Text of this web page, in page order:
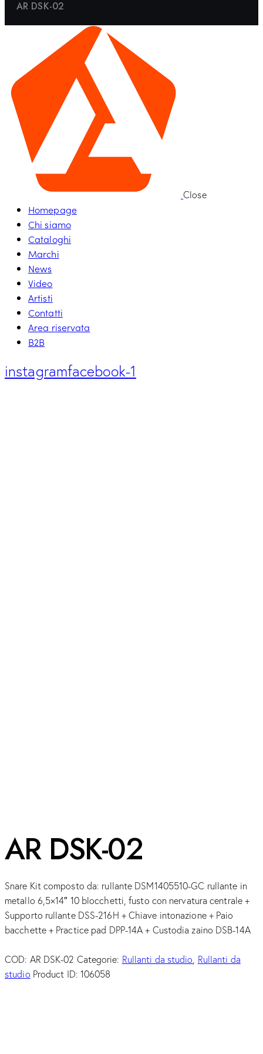
AR DSK-02
Close
Homepage
Chi siamo
Cataloghi
Marchi
News
Video
Artisti
Contatti
Area riservata
B2B
instagramfacebook-1
AR DSK-02
Snare Kit composto da: rullante DSM1405510-GC rullante in
metallo 6,5×14″ 10 blocchetti, fusto con nervatura centrale +
Supporto rullante DSS-216H + Chiave intonazione + Paio
bacchette + Practice pad DPP-14A + Custodia zaino DSB-14A
COD: AR DSK-02 Categorie: Rullanti da studio, Rullanti da
studio Product ID: 106058